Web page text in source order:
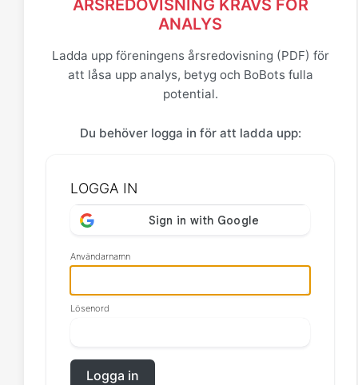
ÅRSREDOVISNING KRÄVS FÖR
ANALYS
Ladda upp föreningens årsredovisning (PDF) för
att låsa upp analys, betyg och BoBots fulla
potential.
Du behöver logga in för att ladda upp:
LOGGA IN
Användarnamn
Lösenord
Logga in